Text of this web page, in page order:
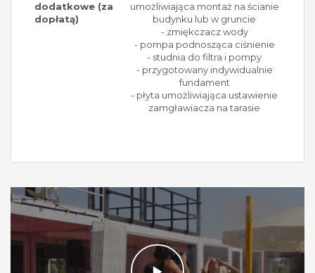
dodatkowe (za
dopłatą)
umożliwiająca montaż na ścianie
budynku lub w gruncie
- zmiękczacz wody
- pompa podnosząca ciśnienie
- studnia do filtra i pompy
- przygotowany indywidualnie
fundament
- płyta umożliwiająca ustawienie
zamgławiacza na tarasie